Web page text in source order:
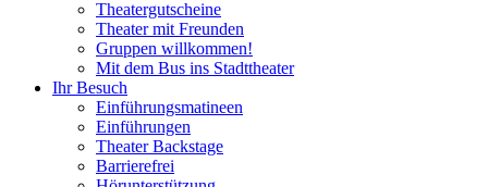
Theatergutscheine
Theater mit Freunden
Gruppen willkommen!
Mit dem Bus ins Stadttheater
Ihr Besuch
Einführungsmatineen
Einführungen
Theater Backstage
Barrierefrei